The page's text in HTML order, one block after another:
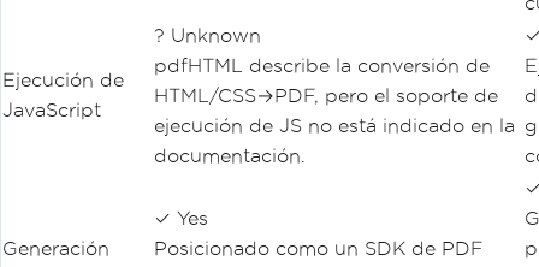
Ejecución de
JavaScript
? Unknown
pdfHTML describe la conversión de
HTML/CSS→PDF, pero el soporte de
ejecución de JS no está indicado en la
documentación.
Generación
✓ Yes
Posicionado como un SDK de PDF